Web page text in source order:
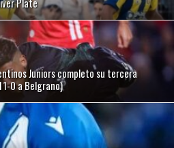
Plate
Juniors completo su tercera
0 a Belgrano)